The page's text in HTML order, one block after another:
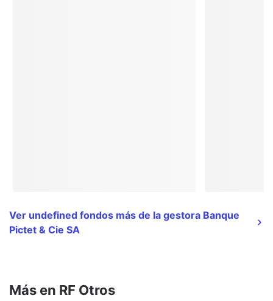
Ver undefined fondos más de la gestora Banque
Pictet & Cie SA
Más en RF Otros